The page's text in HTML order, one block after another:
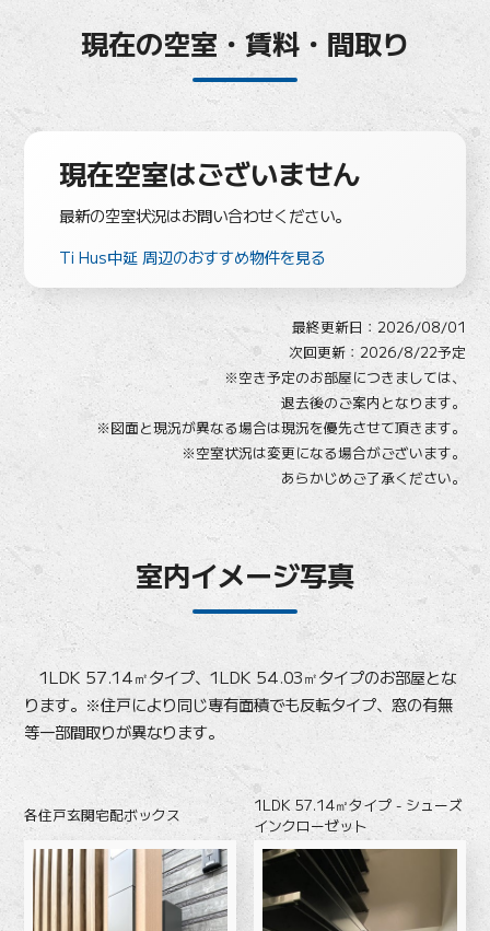
現在の空室・賃料・間取り
現在空室はございません
最新の空室状況はお問い合わせください。
Ti Hus中延 周辺のおすすめ物件を見る
最終更新日： 2026/08/01
次回更新：2026/8/22予定
※空き予定のお部屋につきましては、
退去後のご案内となります。
※図面と現況が異なる場合は現況を優先させて頂きます。
※空室状況は変更になる場合がございます。
あらかじめご了承ください。
室内イメージ写真
1LDK 57.14㎡タイプ、1LDK 54.03㎡タイプのお部屋とな
ります。※住戸により同じ専有面積でも反転タイプ、窓の有無
等一部間取りが異なります。
各住戸玄関宅配ボックス
1LDK 57.14㎡タイプ - シューズ
インクローゼット